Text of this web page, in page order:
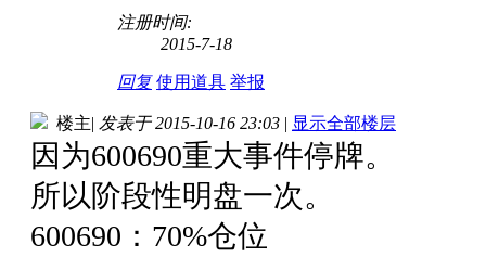
注册时间:
2015-7-18
回复 使用道具 举报
楼主| 发表于 2015-10-16 23:03 | 显示全部楼层
因为600690重大事件停牌。
所以阶段性明盘一次。
600690：70%仓位